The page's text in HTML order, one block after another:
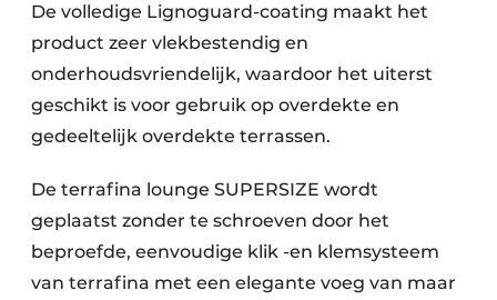
De volledige Lignoguard-coating maakt het
product zeer vlekbestendig en
onderhoudsvriendelijk, waardoor het uiterst
geschikt is voor gebruik op overdekte en
gedeeltelijk overdekte terrassen.
De terrafina lounge SUPERSIZE wordt
geplaatst zonder te schroeven door het
beproefde, eenvoudige klik -en klemsysteem
van terrafina met een elegante voeg van maar